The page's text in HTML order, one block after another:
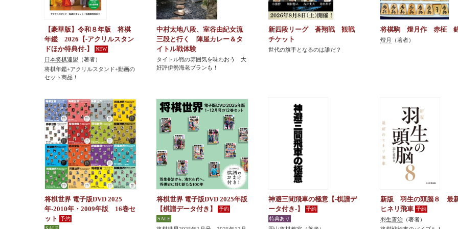
【豪華版】令和８年版 将棋
年鑑 2026【-アクリルスタン
ドほか特典付-】
日本将棋連盟 （著者）
将棋年鑑+アクリルスタンド+動画の
セット商品！
中村太地八段、室谷由紀女流
三段と行く 陣屋カレー＆タ
イトル戦体験
タイトル戦の雰囲気を味わおう 大
好評伊勢海老プランも！
新四段リーグ 蒼翔戦 観戦
チケット
世代の旗手となるのは誰だ？
将棋駒 燈月作 赤柾
燈月 （著者）
将棋世界 電子版DVD 2025
年-2010年・2009年版 16巻セ
ット
将棋世界 電子版DVD 2025年版
【棋譜データ付き】
神避三間飛車の極意【-棋譜デ
ータ付き-】
新版 羽生の頭脳８ 最
ヒネリ飛車
羽生善治 （著者）